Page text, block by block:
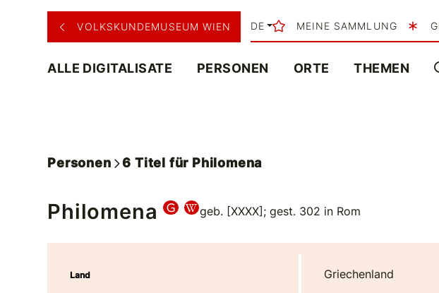
VOLKSKUNDEMUSEUM WIEN DE MEINE SAMMLUNG
ALLE DIGITALISATE PERSONEN ORTE THEMEN
Personen 6 Titel für Philomena
Philomena geb. [XXXX]; gest. 302 in Rom
Land Griechenland